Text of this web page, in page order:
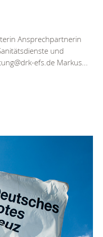
Ansprechpartnerin
und
efs.de Markus...